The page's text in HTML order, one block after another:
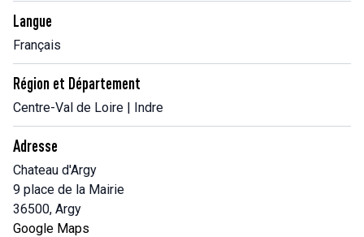
Langue
Français
Région et Département
Centre-Val de Loire | Indre
Adresse
Chateau d'Argy
9 place de la Mairie
36500, Argy
Google Maps